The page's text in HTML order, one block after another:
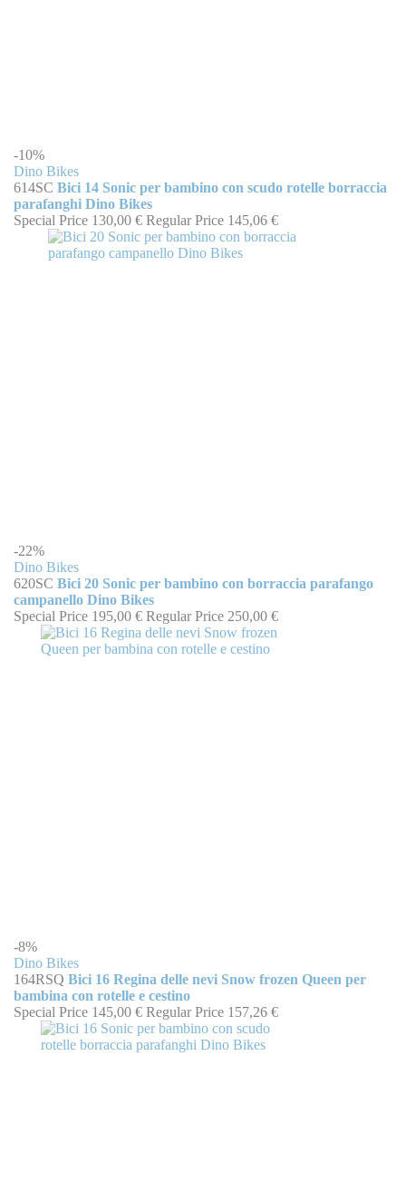
-10%
Dino Bikes
614SC Bici 14 Sonic per bambino con scudo rotelle borraccia
parafanghi Dino Bikes
Special Price 130,00 € Regular Price 145,06 €
-22%
Dino Bikes
620SC Bici 20 Sonic per bambino con borraccia parafango
campanello Dino Bikes
Special Price 195,00 € Regular Price 250,00 €
-8%
Dino Bikes
164RSQ Bici 16 Regina delle nevi Snow frozen Queen per
bambina con rotelle e cestino
Special Price 145,00 € Regular Price 157,26 €